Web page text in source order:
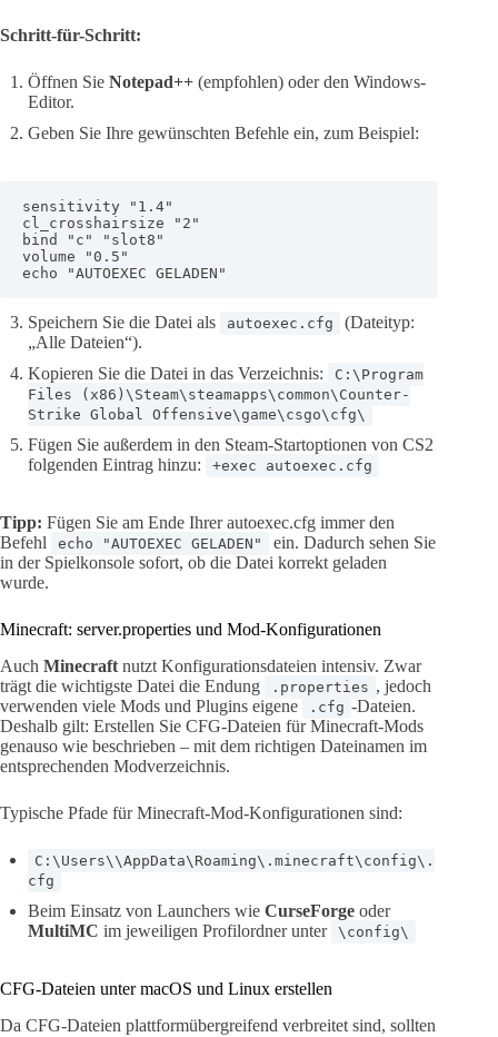
Schritt-für-Schritt:
Öffnen Sie Notepad++ (empfohlen) oder den Windows-
Editor.
Geben Sie Ihre gewünschten Befehle ein, zum Beispiel:
sensitivity "1.4"
cl_crosshairsize "2"
bind "c" "slot8"
volume "0.5"
echo "AUTOEXEC GELADEN"
Speichern Sie die Datei als autoexec.cfg
(Dateityp:
„Alle Dateien“).
Kopieren Sie die Datei in das Verzeichnis:
C:\Program
Files (x86)\Steam\steamapps\common\Counter-
Strike Global Offensive\game\csgo\cfg\
Fügen Sie außerdem in den Steam-Startoptionen von CS2
folgenden Eintrag hinzu:
+exec autoexec.cfg
Tipp: Fügen Sie am Ende Ihrer autoexec.cfg immer den
Befehl
echo "AUTOEXEC GELADEN"
ein. Dadurch sehen Sie
in der Spielkonsole sofort, ob die Datei korrekt geladen
wurde.
Minecraft: server.properties und Mod-Konfigurationen
Auch Minecraft nutzt Konfigurationsdateien intensiv. Zwar
trägt die wichtigste Datei die Endung
.properties , jedoch
verwenden viele Mods und Plugins eigene
.cfg -Dateien.
Deshalb gilt: Erstellen Sie CFG-Dateien für Minecraft-Mods
genauso wie beschrieben – mit dem richtigen Dateinamen im
entsprechenden Modverzeichnis.
Typische Pfade für Minecraft-Mod-Konfigurationen sind:
C:\Users\\AppData\Roaming\.minecraft\config\.
cfg
Beim Einsatz von Launchers wie CurseForge oder
MultiMC im jeweiligen Profilordner unter \config\
CFG-Dateien unter macOS und Linux erstellen
Da CFG-Dateien plattformübergreifend verbreitet sind, sollten